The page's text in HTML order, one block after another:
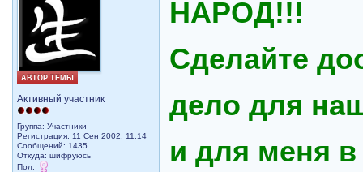
АВТОР ТЕМЫ
Активный участник
Группа: Участники
Регистрация: 11 Сен 2002, 11:14
Сообщений: 1435
Откуда: шифруюсь
Пол:
НАРОД!!!
Сделайте
дело для
и для меня в